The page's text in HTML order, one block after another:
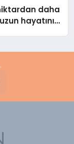
daha
hayatını